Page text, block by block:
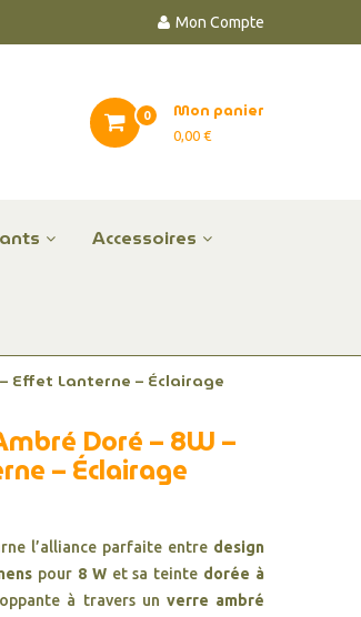
Mon Compte
Mon panier
0,00 €
0
Accessoires
Effet Lanterne – Éclairage
Doré – 8W –
– Éclairage
l’alliance parfaite entre design
pour 8 Wet sa teinte dorée à
à travers un verre ambré